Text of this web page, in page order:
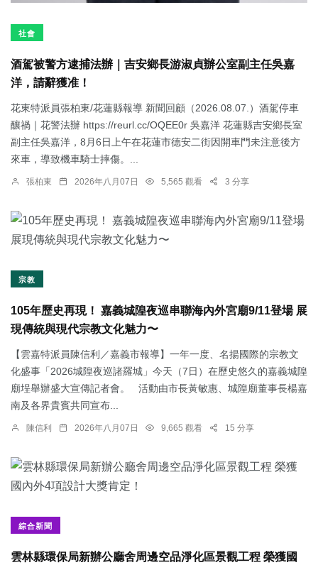
社會
酒駕被警方逮捕法辦｜吉安鄉長游淑貞辦公室副主任吳嘉
洋，請辭獲准！
花東特派員張柏東/花蓮縣報導 新聞回顧（2026.08.07.）酒駕停車
釀禍｜花警法辦 https://reurl.cc/OQEE0r 吳嘉洋 花蓮縣吉安鄉長室
副主任吳嘉洋，8月6日上午在花蓮市德安二街因開車門未注意後方
來車，導致機車騎士摔傷。...
張柏東 2026年八月07日 5,565 觀看 3 分享
宗教
105年歷史再現！ 嘉義城隍夜巡串聯海內外宮廟9/11登場 展
現傳統與現代宗教文化魅力〜
【雲嘉特派員陳信利／嘉義市報導】一年一度、名揚國際的宗教文
化盛事「2026城隍夜巡諸羅城」今天（7日）在歷史悠久的嘉義城隍
廟埕舉辦盛大宣傳記者會。 活動由市長黃敏惠、城隍廟董事長楊嘉
南及各界貴賓共同宣布...
陳信利 2026年八月07日 9,665 觀看 15 分享
綜合新聞
雲林縣環保局新辦公廳舍周邊空品淨化區景觀工程 榮獲國